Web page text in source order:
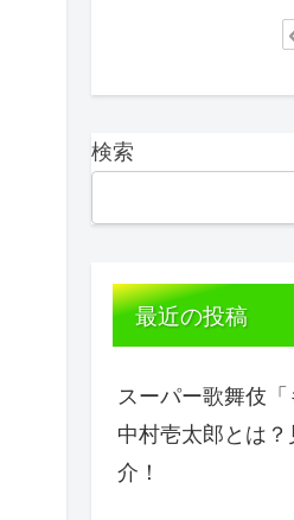
検索
最近の投稿
スーパー歌舞伎「
中村壱太郎とは
介！